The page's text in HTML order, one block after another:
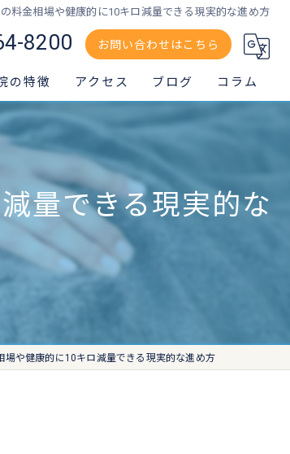
料金相場や健康的に10キロ減量できる現実的な進め方
8200 お問い合わせはこちら
の特徴
事故
ポーツ外傷
アクセス ブログ コラム
量できる現実的な
や健康的に10キロ減量できる現実的な進め方